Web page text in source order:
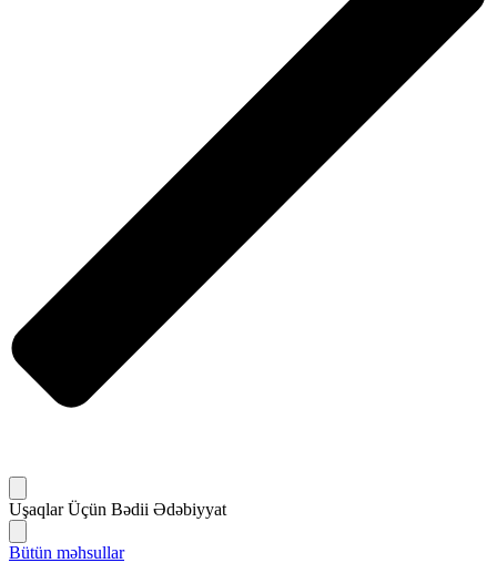
Uşaqlar Üçün Bədii Ədəbiyyat
Bütün məhsullar